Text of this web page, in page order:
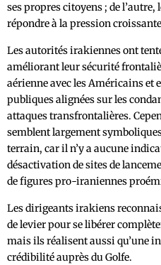
ses propres citoyens ; de
répondre à la pression
Les autorités irakiennes ont
améliorant leur sécurité
aérienne avec les Américains et
publiques alignées sur les
attaques transfrontalières.
semblent largement
terrain, car il n’y a aucune
désactivation de sites de
de figures pro-iraniennes
Les dirigeants irakiens
de levier pour se libérer
mais ils réalisent aussi qu’une
crédibilité auprès du Golfe.